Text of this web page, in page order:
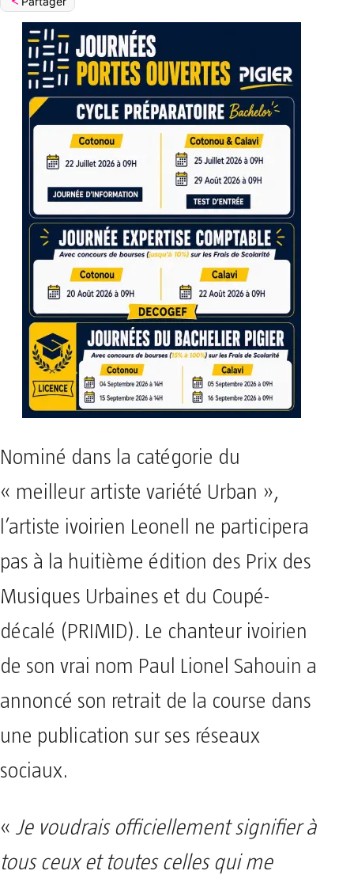
Nominé dans la catégorie du
« meilleur artiste variété Urban »,
l’artiste ivoirien Leonell ne participera
pas à la huitième édition des Prix des
Musiques Urbaines et du Coupé-
décalé (PRIMID). Le chanteur ivoirien
de son vrai nom Paul Lionel Sahouin a
annoncé son retrait de la course dans
une publication sur ses réseaux
sociaux.
« Je voudrais officiellement signifier à
tous ceux et toutes celles qui me